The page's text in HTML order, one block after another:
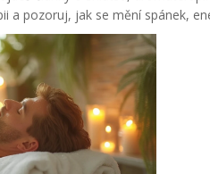
a pozoruj, jak se mění spánek,